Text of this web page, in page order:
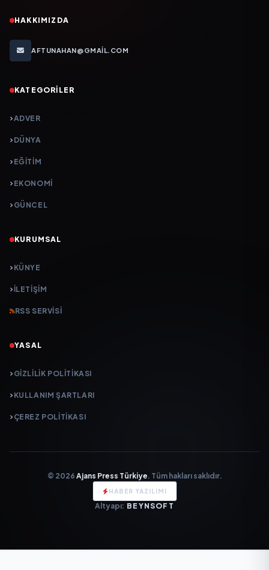
HAKKIMIZDA
AFTUNAHAN@GMAIL.COM
KATEGORILER
ADVER
DÜNYA
EĞİTİM
EKONOMİ
GÜNCEL
KURUMSAL
KÜNYE
İLETIŞIM
RSS SERVISI
YASAL
GIZLILIK POLITIKASI
KULLANIM ŞARTLARI
ÇEREZ POLITIKASI
© 2026 Ajans Press Türkiye. Tüm hakları saklıdır.
HABER YAZILIMI
Altyapı: BEYNSOFT